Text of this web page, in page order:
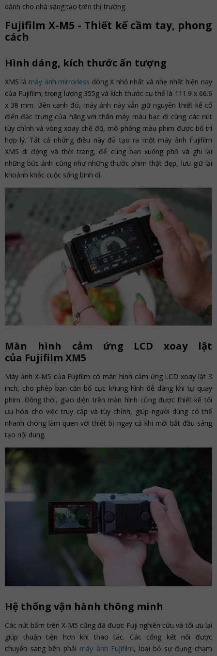
dành cho nhà sáng tạo trên thị trường.
Fujifilm X-M5 - Thiết kế cầm tay, phong
cách
Hình dáng, kích thước ấn tượng
XM5 là máy ảnh mirrorless dòng X nhỏ nhất và nhẹ nhất hiện nay
của Fujifilm, trọng lượng 355g và kích thước cụ thể là 111.9 x 66.6
x 38 mm. Bên cạnh đó, máy ảnh này vẫn giữ nguyên thiết kế cổ
điển đặc trưng của hãng với thân máy màu bạc đi cùng các nút
tùy chỉnh và vòng xoay chế độ, mô phỏng màu phim được bố trí
hợp lý. Tất cả những điều này đã tạo ra một máy ảnh Fujifilm
XM5 di động và thời trang, để cùng bạn xuống phố và ghi lại
những bức ảnh cũng như những thước phim thật đẹp, lưu giữ lại
khoảnh khắc cuộc sống bình dị.
Màn hình cảm ứng LCD xoay lật
của Fujifilm XM5
Máy ảnh X-M5 của Fujifilm có màn hình cảm ứng LCD xoay lật 3
inch, cho phép bạn căn bố cục khung hình dễ dàng khi tự quay
phim. Đồng thời, giao diện trên màn hình cũng được thiết kế tối
ưu hóa cho việc truy cập và tùy chỉnh, giúp người dùng có thể
nhanh chóng làm quen với thiết bị ngay cả khi mới bắt đầu sáng
tạo nội dung.
Hệ thống vận hành thông minh
Các nút bấm trên X-M5 cũng đã được Fuji nghiên cứu và tối ưu lại
giúp thuận tiện hơn khi thao tác. Các cổng kết nối được
chuyển sang bên phải máy ảnh Fujifilm, loại bỏ sự đụng chạm